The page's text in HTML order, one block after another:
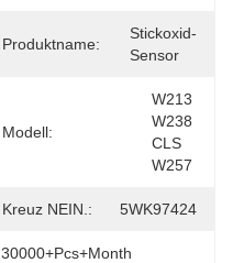
Produktname:
Stickoxid-
Sensor
Modell:
W213
W238
CLS
W257
Kreuz NEIN.: 5WK97424
30000+Pcs+Month